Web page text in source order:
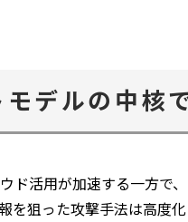
デルの中核
ド活用が加速する一方で
を狙った攻撃手法は高度